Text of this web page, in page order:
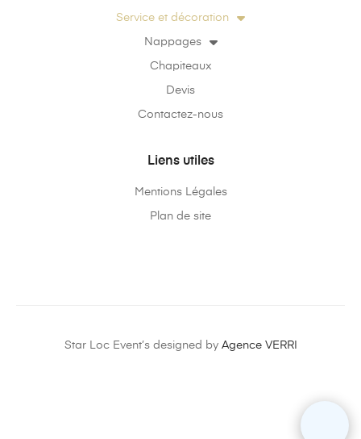
Service et décoration
Nappages
Chapiteaux
Devis
Contactez-nous
Liens utiles
Mentions Légales
Plan de site
Star Loc Event’s designed by Agence VERRI